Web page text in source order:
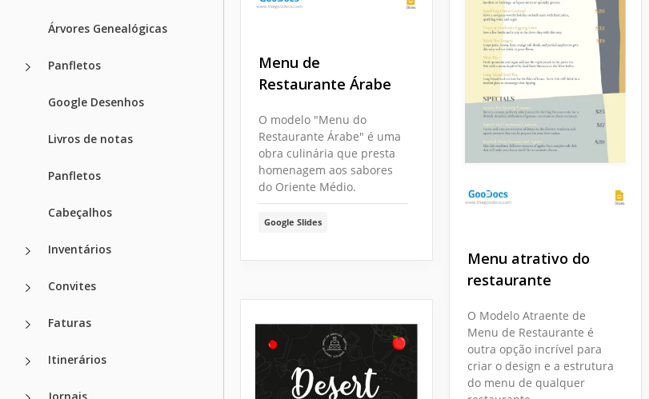
Árvores Genealógicas
Panfletos
Google Desenhos
Livros de notas
Panfletos
Cabeçalhos
Inventários
Convites
Faturas
Itinerários
Jornais
Menu de
Restaurante Árabe
O modelo "Menu do
Restaurante Árabe" é uma
obra culinária que presta
homenagem aos sabores
do Oriente Médio.
Google Slides
Menu atrativo do
restaurante
O Modelo Atraente de
Menu de Restaurante é
outra opção incrível para
criar o design e a estrutura
do menu de qualquer